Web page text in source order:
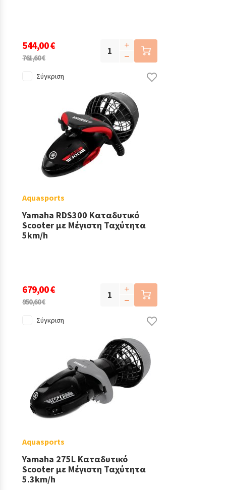
544,00 €
761,60 €
Σύγκριση
Aquasports
Yamaha RDS300 Καταδυτικό
Scooter με Μέγιστη Ταχύτητα
5km/h
679,00 €
950,60 €
Σύγκριση
Aquasports
Yamaha 275L Καταδυτικό
Scooter με Μέγιστη Ταχύτητα
5.3km/h